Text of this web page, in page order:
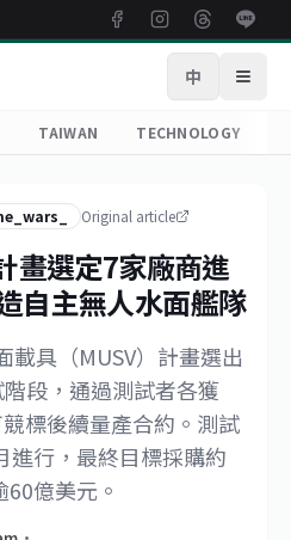
中 Open
TAIWAN TECHNOLOGY
Original article
畫選定7家廠商進
自主無人水面艦隊
載具（MUSV）計畫選出
段，通過測試者各獲
標後續量產合約。測試
進行，最終目標採購約
億美元。